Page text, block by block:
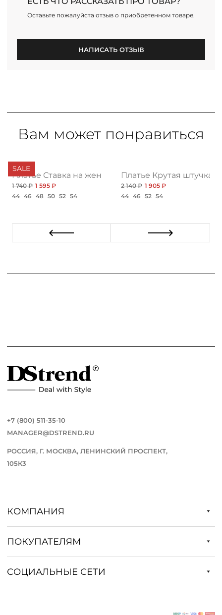
Оставьте пожалуйста отзыв о приобретенном товаре.
НАПИСАТЬ ОТЗЫВ
Вам может понравиться
яркая
SALE
Платье Ставка на женственность, нью
1 740 ₽ 1 595 ₽
44 46 48 50 52 54
Платье Крутая штучка
2 140 ₽ 1 905 ₽
44 46 52 54
+7 (800) 511-35-10
MANAGER@DSTREND.RU
РОССИЯ, Г. МОСКВА, ЛЕНИНСКИЙ ПРОСПЕКТ,
105К3
КОМПАНИЯ
ПОКУПАТЕЛЯМ
СОЦИАЛЬНЫЕ СЕТИ